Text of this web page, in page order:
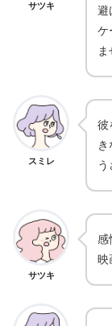
サツキ
避
ケ
ま
スミレ
彼
う
サツキ
感
映